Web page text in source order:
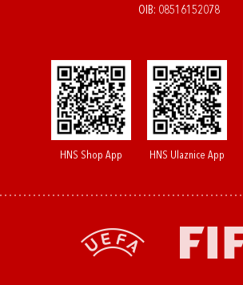
OIB: 08516152078
HNS Shop App HNS Ulaznice App